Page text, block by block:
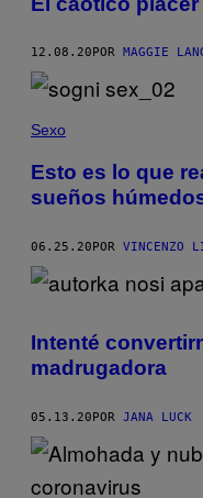
12.08.20 POR MAGGIE
Sexo
Esto es lo que
sueños
06.25.20POR VINCENZO
Intenté
madrugadora
05.13.20POR JANA LUCK